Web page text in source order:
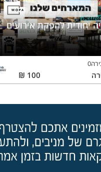
יחודית להפקת אירועים
0
100
₪